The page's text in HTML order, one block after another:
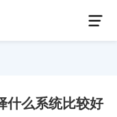
什么系统比较好